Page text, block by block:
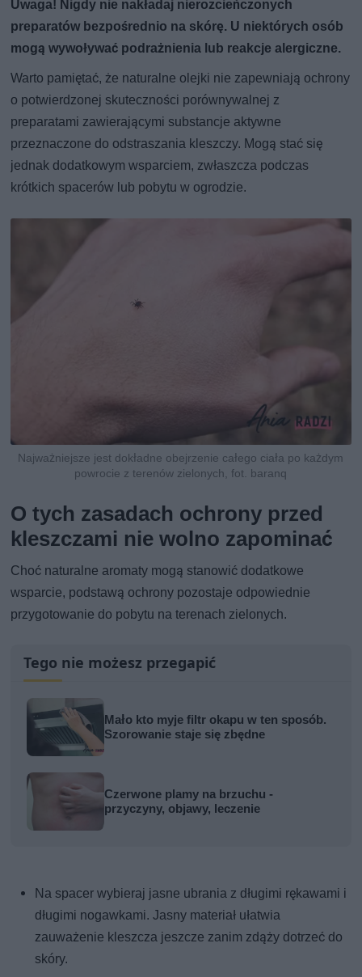
Uwaga! Nigdy nie nakładaj nierozcieńczonych
preparatów bezpośrednio na skórę. U niektórych osób
mogą wywoływać podrażnienia lub reakcje alergiczne.
Warto pamiętać, że naturalne olejki nie zapewniają ochrony
o potwierdzonej skuteczności porównywalnej z
preparatami zawierającymi substancje aktywne
przeznaczone do odstraszania kleszczy. Mogą stać się
jednak dodatkowym wsparciem, zwłaszcza podczas
krótkich spacerów lub pobytu w ogrodzie.
Najważniejsze jest dokładne obejrzenie całego ciała po każdym
powrocie z terenów zielonych, fot. baranq
O tych zasadach ochrony przed
kleszczami nie wolno zapominać
Choć naturalne aromaty mogą stanowić dodatkowe
wsparcie, podstawą ochrony pozostaje odpowiednie
przygotowanie do pobytu na terenach zielonych.
Tego nie możesz przegapić
Mało kto myje filtr okapu w ten sposób.
Szorowanie staje się zbędne
Czerwone plamy na brzuchu -
przyczyny, objawy, leczenie
Na spacer wybieraj jasne ubrania z długimi rękawami i
długimi nogawkami. Jasny materiał ułatwia
zauważenie kleszcza jeszcze zanim zdąży dotrzeć do
skóry.